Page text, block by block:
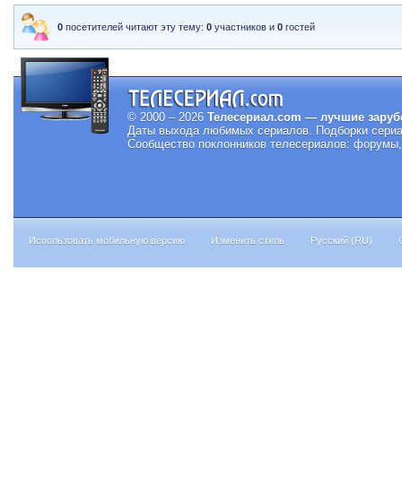
0 посетителей читают эту тему:0 участников и0 гостей
© 2000 – 2026 Телесериал.com — лучшие
Даты выхода любимых сериалов. Подборки
Сообщество поклонников телесериалов:
Использовать мобильную версию Изменить стиль Русский (RU)